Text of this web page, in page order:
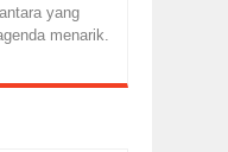
yang
menarik.